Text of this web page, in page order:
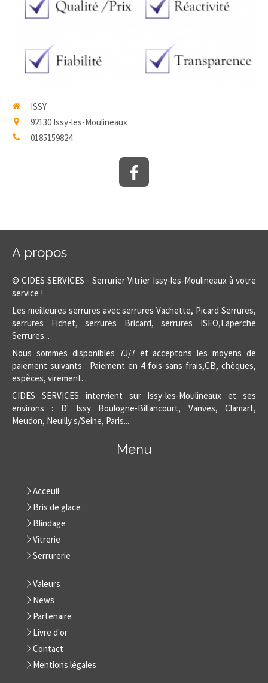
ISSY
92130 Issy-les-Moulineaux
0185159824
A propos
© CIDES SERVICES - Serrurier Vitrier Issy-les-Moulineaux à votre
service !
Les meilleures serrures avec serrures Vachette, Picard Serrures,
serrures Fichet, serrures Bricard, serrures ISEO,Laperche
Serrures...
Nous sommes disponibles 7J/7 et acceptons les moyens de
paiement suivants : Paiement en 4 fois sans frais,CB, chèques,
espèces, virement...
CIDES SERVICES intervient sur Issy-les-Moulineaux et ses
environs : D' Issy Boulogne-Billancourt, Vanves, Clamart,
Meudon, Neuilly s/Seine, Paris...
Menu
Acceuil
Bris de glace
Blindage
Vitrerie
Serrurerie
Valeurs
News
Partenaire
Livre d'or
Contact
Mentions légales